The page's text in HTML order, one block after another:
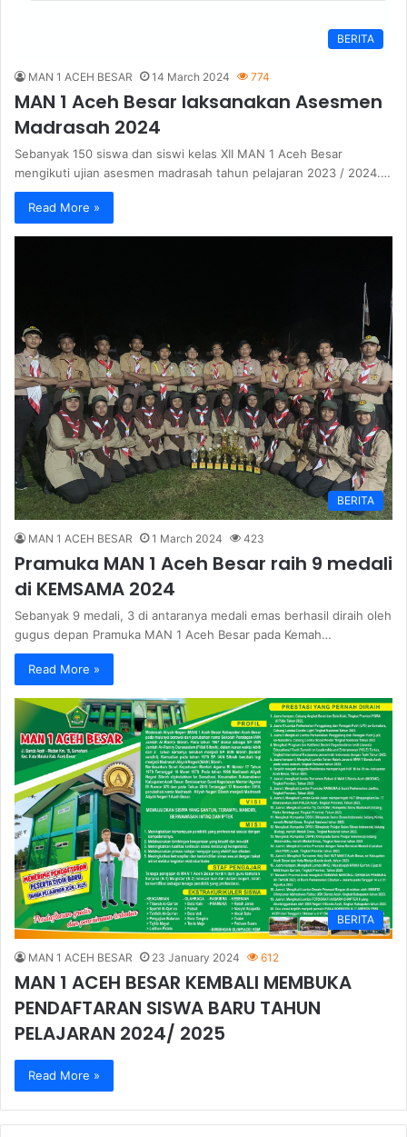
BERITA
MAN 1 ACEH BESAR 14 March 2024 774
MAN 1 Aceh Besar laksanakan Asesmen
Madrasah 2024
Sebanyak 150 siswa dan siswi kelas XII MAN 1 Aceh Besar
mengikuti ujian asesmen madrasah tahun pelajaran 2023 / 2024.…
Read More »
BERITA
MAN 1 ACEH BESAR 1 March 2024 423
Pramuka MAN 1 Aceh Besar raih 9 medali
di KEMSAMA 2024
Sebanyak 9 medali, 3 di antaranya medali emas berhasil diraih oleh
gugus depan Pramuka MAN 1 Aceh Besar pada Kemah…
Read More »
BERITA
MAN 1 ACEH BESAR 23 January 2024 612
MAN 1 ACEH BESAR KEMBALI MEMBUKA
PENDAFTARAN SISWA BARU TAHUN
PELAJARAN 2024/ 2025
Read More »